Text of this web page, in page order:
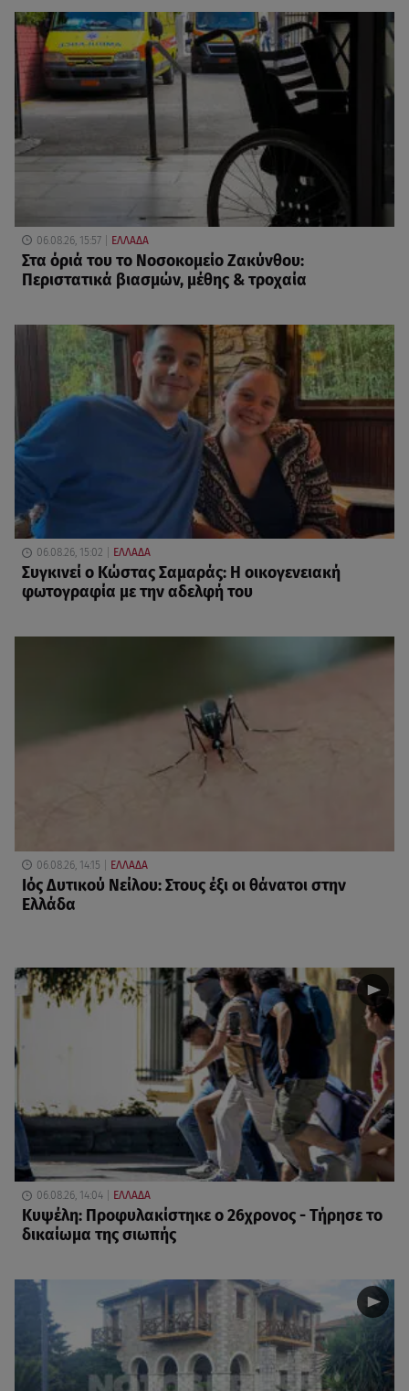
06.08.26, 15:57 ΕΛΛΑΔΑ
Στα όριά του το Νοσοκομείο Ζακύνθου:
Περιστατικά βιασμών, μέθης & τροχαία
06.08.26, 15:02 ΕΛΛΑΔΑ
Συγκινεί ο Κώστας Σαμαράς: Η οικογενειακή
φωτογραφία με την αδελφή του
06.08.26, 14:15 ΕΛΛΑΔΑ
Ιός Δυτικού Νείλου: Στους έξι οι θάνατοι στην
Ελλάδα
06.08.26, 14:04 ΕΛΛΑΔΑ
Κυψέλη: Προφυλακίστηκε ο 26χρονος - Τήρησε το
δικαίωμα της σιωπής